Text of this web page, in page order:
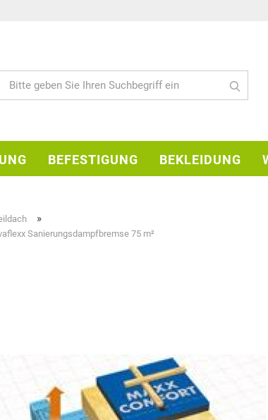
BEFESTIGUNG BEKLEIDUNG
»
Sanierungsdampfbremse 75 m²